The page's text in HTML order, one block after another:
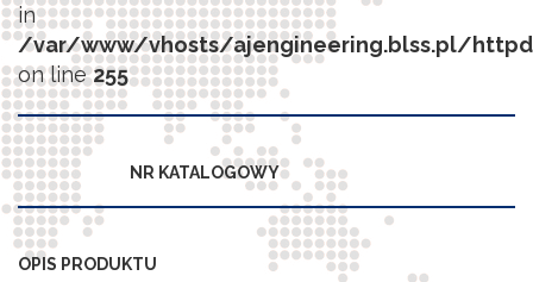
in
/var/www/vhosts/ajengineering.blss.pl/
on line255
NR KATALOGOWY
OPIS PRODUKTU